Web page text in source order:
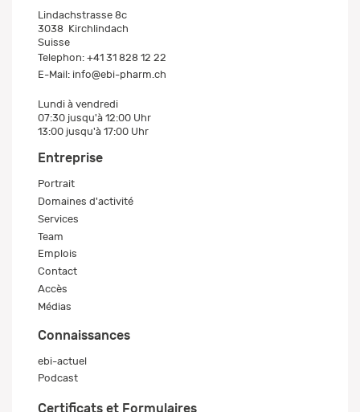
Lindachstrasse 8c
3038 Kirchlindach
Suisse
Telephon: +41 31 828 12 22
E-Mail: info@ebi-pharm.ch
Lundi à vendredi
07:30 jusqu'à 12:00 Uhr
13:00 jusqu'à 17:00 Uhr
Entreprise
Portrait
Domaines d'activité
Services
Team
Emplois
Contact
Accès
Médias
Connaissances
ebi-actuel
Podcast
Certificats et Formulaires